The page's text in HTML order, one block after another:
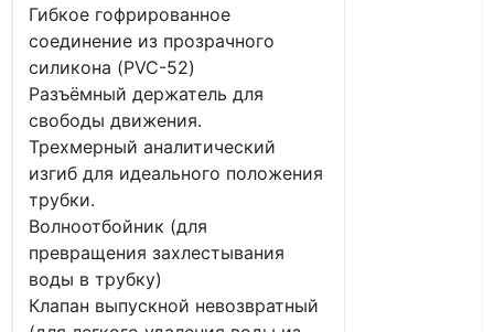
Гибкое гофрированное
соединение из прозрачного
силикона (PVC-52)
Разъёмный держатель для
свободы движения.
Трехмерный аналитический
изгиб для идеального положения
трубки.
Волноотбойник (для
превращения захлестывания
воды в трубку)
Клапан выпускной невозвратный